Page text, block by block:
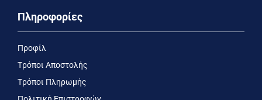
Πληροφορίες
Προφίλ
Τρόποι Αποστολής
Τρόποι Πληρωμής